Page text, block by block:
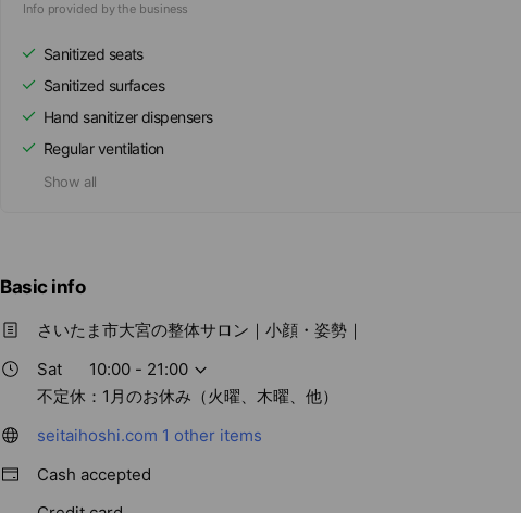
Info provided by the business
Sanitized seats
Sanitized surfaces
Hand sanitizer dispensers
Regular ventilation
Show all
Basic info
さいたま市大宮の整体サロン｜小顔・姿勢｜
Sat
10:00 - 21:00
不定休：1月のお休み（火曜、木曜、他）
seitaihoshi.com 1 other items
Cash accepted